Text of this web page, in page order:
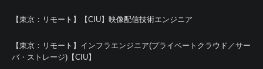
【東京：リモート】【CIU】映像配信技術エンジニア
【東京：リモート】インフラエンジニア(プライベートクラウド／サー
バ・ストレージ)【CIU】